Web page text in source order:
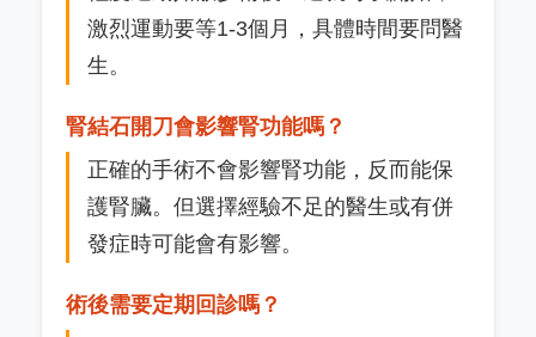
激烈運動要等1-3個月，具體時間要問醫
生。
腎結石開刀會影響腎功能嗎？
正確的手術不會影響腎功能，反而能保
護腎臟。但選擇經驗不足的醫生或有併
發症時可能會有影響。
術後需要定期回診嗎？